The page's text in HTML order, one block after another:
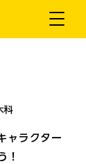
科
ャラクター
！